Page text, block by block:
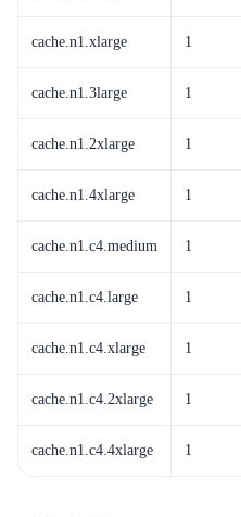
cache.n1.xlarge 1
cache.n1.3large 1
cache.n1.2xlarge 1
cache.n1.4xlarge 1
cache.n1.c4.medium 1
cache.n1.c4.large 1
cache.n1.c4.xlarge 1
cache.n1.c4.2xlarge 1
cache.n1.c4.4xlarge 1